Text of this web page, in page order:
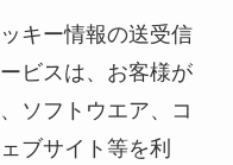
キー情報の送受信
ビスは、お客様が
ソフトウエア、コ
ブサイト等を利